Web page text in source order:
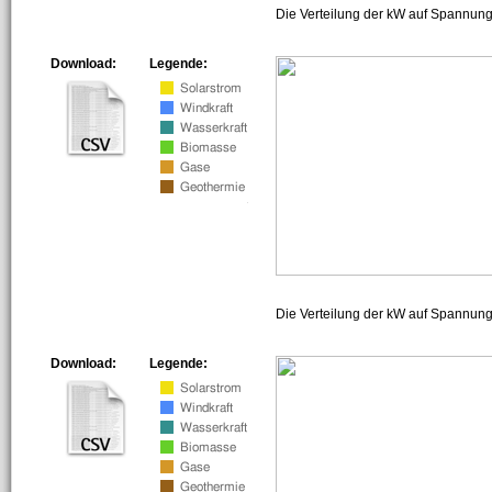
Die Verteilung der kW auf
Legende:
Download:
Die Verteilung der kW auf
Legende:
Download: